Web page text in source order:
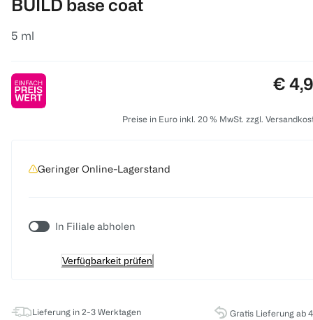
BUILD base coat
5 ml
€
Preise in Euro inkl. 20 % MwSt. zzgl.
Geringer Online-Lagerstand
In Filiale abholen
Verfügbarkeit prüfen
Lieferung in 2-3 Werktagen Gratis Lieferung ab